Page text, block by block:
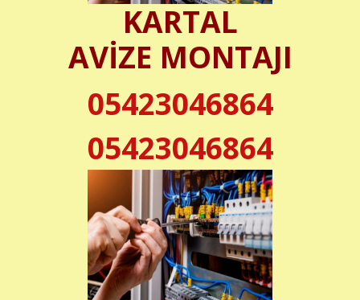
KARTAL
AVİZE MONTAJI
05423046864
05423046864